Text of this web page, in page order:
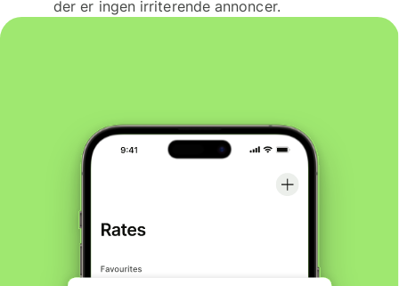
der er ingen irriterende annoncer.